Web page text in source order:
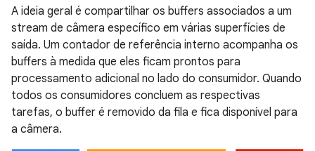
A ideia geral é compartilhar os buffers associados a um
stream de câmera específico em várias superfícies de
saída. Um contador de referência interno acompanha os
buffers à medida que eles ficam prontos para
processamento adicional no lado do consumidor. Quando
todos os consumidores concluem as respectivas
tarefas, o buffer é removido da fila e fica disponível para
a câmera.